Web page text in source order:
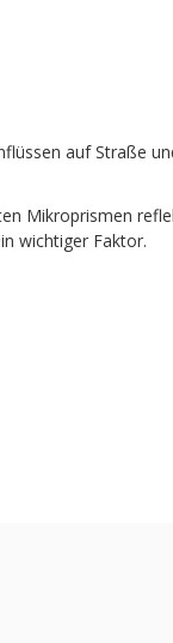
auf Straße
Mikroprismen
wichtiger Faktor.